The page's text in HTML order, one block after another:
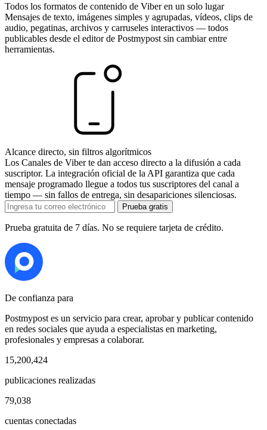
Todos los formatos de contenido de Viber en un solo lugar
Mensajes de texto, imágenes simples y agrupadas, vídeos, clips de
audio, pegatinas, archivos y carruseles interactivos — todos
publicables desde el editor de Postmypost sin cambiar entre
herramientas.
Alcance directo, sin filtros algorítmicos
Los Canales de Viber te dan acceso directo a la difusión a cada
suscriptor. La integración oficial de la API garantiza que cada
mensaje programado llegue a todos tus suscriptores del canal a
tiempo — sin fallos de entrega, sin desapariciones silenciosas.
Prueba gratis
Prueba gratuita de 7 días. No se requiere tarjeta de crédito.
De confianza para
Postmypost es un servicio para crear, aprobar y publicar contenido
en redes sociales que ayuda a especialistas en marketing,
profesionales y empresas a colaborar.
15,200,424
publicaciones realizadas
79,038
cuentas conectadas